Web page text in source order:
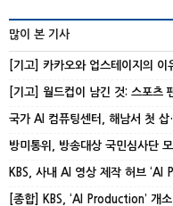
많이 본 기사
[기고] 카카오와 업스테이지의 이
[기고] 월드컵이 남긴 것: 스포츠
국가 AI 컴퓨팅센터, 해남서 첫 삽
방미통위, 방송대상 국민심사단
KBS, 사내 AI 영상 제작 허브 ‘AI
[종합] KBS, ‘AI Production’ 개